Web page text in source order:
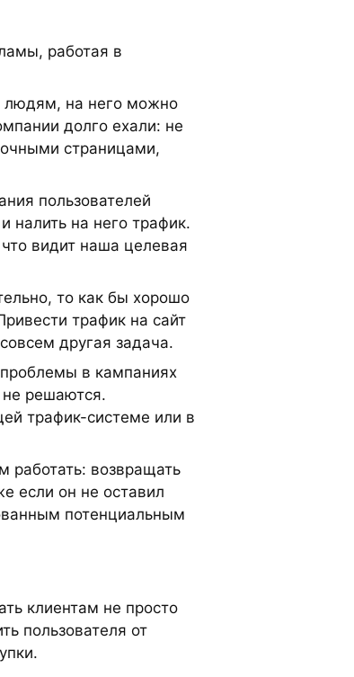
работая в
людям, на него можно
долго ехали: не
страницами,
пользователей
налить на него трафик.
видит наша целевая
то как бы хорошо
трафик на сайт
другая задача.
в кампаниях
не решаются.
трафик-системе или в
работать: возвращать
если он не оставил
потенциальным
клиентам не просто
пользователя от